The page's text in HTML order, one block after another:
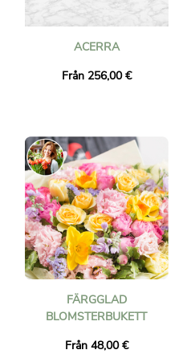
ACERRA
Från 256,00 €
FÄRGGLAD
BLOMSTERBUKETT
Från 48,00 €